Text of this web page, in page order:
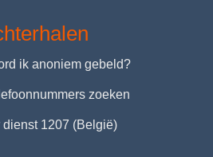
ik anoniem gebeld?
zoeken
dienst 1207 (België)